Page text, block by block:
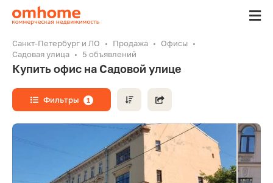
Санкт-Петербург и ЛО Продажа
Офисы
Садовая улица
5 объявлений
Купить офис на Садовой улице
Фильтры 1